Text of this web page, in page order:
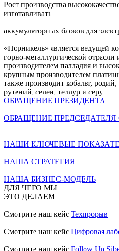
Рост производства
изготавливать
аккумуляторных блоков для
«Норникель» является ведущей
горно-металлургической
производителем палладия и
крупным производителем
также производит кобальт,
рутений, селен, теллур и серу.
ОБРАЩЕНИЕ ПРЕЗИДЕНТА
ОБРАЩЕНИЕ ПРЕДСЕДАТЕЛЯ
НАШИ КЛЮЧЕВЫЕ
НАША СТРАТЕГИЯ
НАША БИЗНЕС-МОДЕЛЬ
ДЛЯ ЧЕГО МЫ
ЭТО ДЕЛАЕМ
Смотрите наш кейс Техпрорыв
Смотрите наш кейс Цифровая
Смотрите наш кейс Follow Up